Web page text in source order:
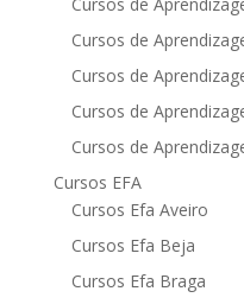
Cursos de
Cursos de
Cursos de
Cursos de
Cursos EFA
Cursos Efa Aveiro
Cursos Efa Beja
Cursos Efa Braga